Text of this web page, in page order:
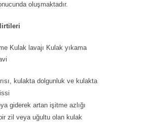
oluşmaktadır.
Kulak lavajı Kulak yıkama
kulakta dolgunluk ve kulakta
giderek artan işitme azlığı
zil veya uğultu olan kulak